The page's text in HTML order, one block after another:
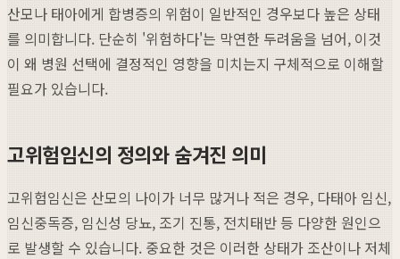
산모나 태아에게 합병증의 위험이 일반적인 경우보다 높은 상태
를 의미합니다. 단순히 '위험하다'는 막연한 두려움을 넘어, 이것
이 왜 병원 선택에 결정적인 영향을 미치는지 구체적으로 이해할
필요가 있습니다.
고위험임신의 정의와 숨겨진 의미
고위험임신은 산모의 나이가 너무 많거나 적은 경우, 다태아 임신,
임신중독증, 임신성 당뇨, 조기 진통, 전치태반 등 다양한 원인으
로 발생할 수 있습니다. 중요한 것은 이러한 상태가 조산이나 저체